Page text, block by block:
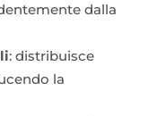
dalla
: distribuisce
la